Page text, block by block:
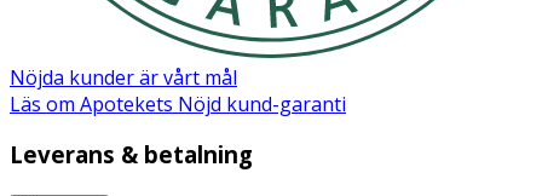
Nöjda kunder är vårt mål
Läs om Apotekets Nöjd kund-garanti
Leverans & betalning